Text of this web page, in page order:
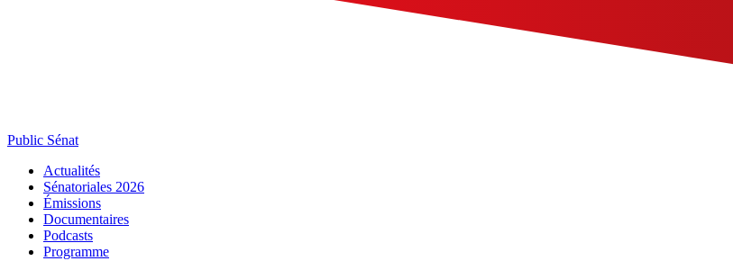
Public Sénat
Actualités
Sénatoriales 2026
Émissions
Documentaires
Podcasts
Programme